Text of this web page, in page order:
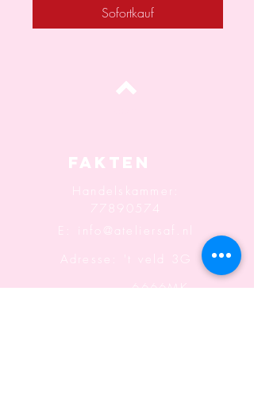
Sofortkauf
Fakten
Handelskammer:
77890574
info@ateliersaf.nl
Adresse: 't veld 3G
6666MK